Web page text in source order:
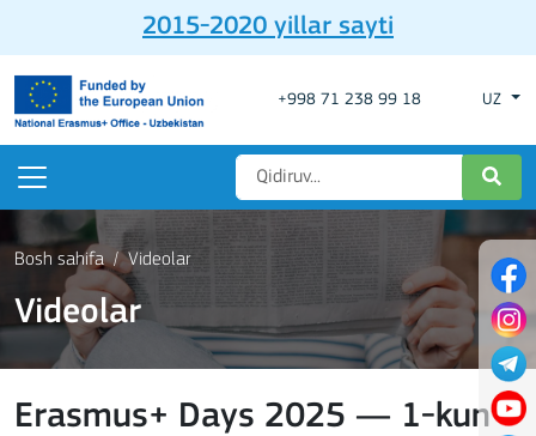
2015-2020 yillar sayti
+998 71 238 99 18 UZ
Bosh sahifa Videolar
Videolar
Erasmus+ Days 2025 — 1-kun